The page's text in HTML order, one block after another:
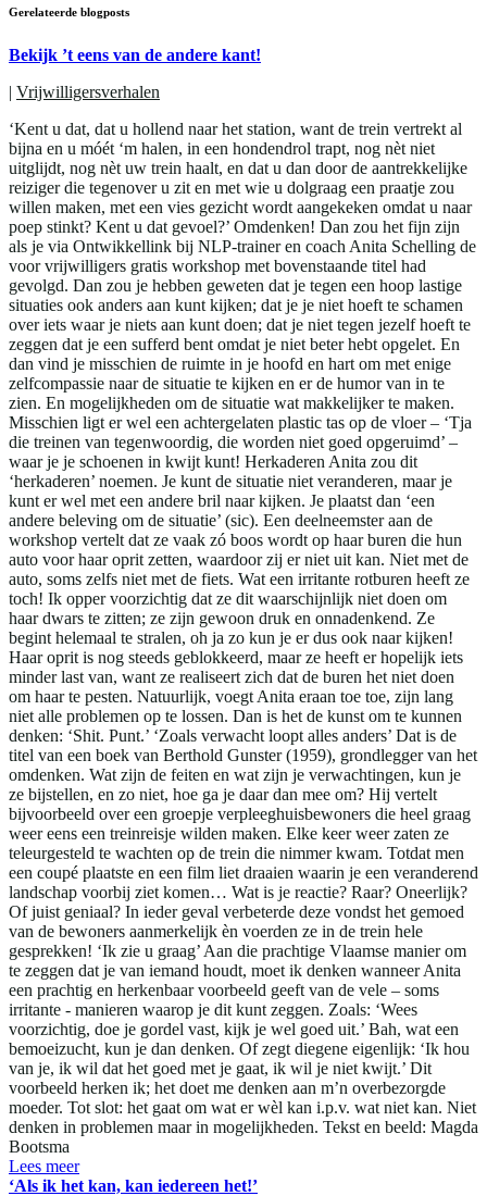
Gerelateerde blogposts
Bekijk ’t eens van de andere kant!
| Vrijwilligersverhalen
‘Kent u dat, dat u hollend naar het station, want de trein vertrekt al
bijna en u móét ‘m halen, in een hondendrol trapt, nog nèt niet
uitglijdt, nog nèt uw trein haalt, en dat u dan door de aantrekkelijke
reiziger die tegenover u zit en met wie u dolgraag een praatje zou
willen maken, met een vies gezicht wordt aangekeken omdat u naar
poep stinkt? Kent u dat gevoel?’ Omdenken! Dan zou het fijn zijn
als je via Ontwikkellink bij NLP-trainer en coach Anita Schelling de
voor vrijwilligers gratis workshop met bovenstaande titel had
gevolgd. Dan zou je hebben geweten dat je tegen een hoop lastige
situaties ook anders aan kunt kijken; dat je je niet hoeft te schamen
over iets waar je niets aan kunt doen; dat je niet tegen jezelf hoeft te
zeggen dat je een sufferd bent omdat je niet beter hebt opgelet. En
dan vind je misschien de ruimte in je hoofd en hart om met enige
zelfcompassie naar de situatie te kijken en er de humor van in te
zien. En mogelijkheden om de situatie wat makkelijker te maken.
Misschien ligt er wel een achtergelaten plastic tas op de vloer – ‘Tja
die treinen van tegenwoordig, die worden niet goed opgeruimd’ –
waar je je schoenen in kwijt kunt! Herkaderen Anita zou dit
‘herkaderen’ noemen. Je kunt de situatie niet veranderen, maar je
kunt er wel met een andere bril naar kijken. Je plaatst dan ‘een
andere beleving om de situatie’ (sic). Een deelneemster aan de
workshop vertelt dat ze vaak zó boos wordt op haar buren die hun
auto voor haar oprit zetten, waardoor zij er niet uit kan. Niet met de
auto, soms zelfs niet met de fiets. Wat een irritante rotburen heeft ze
toch! Ik opper voorzichtig dat ze dit waarschijnlijk niet doen om
haar dwars te zitten; ze zijn gewoon druk en onnadenkend. Ze
begint helemaal te stralen, oh ja zo kun je er dus ook naar kijken!
Haar oprit is nog steeds geblokkeerd, maar ze heeft er hopelijk iets
minder last van, want ze realiseert zich dat de buren het niet doen
om haar te pesten. Natuurlijk, voegt Anita eraan toe toe, zijn lang
niet alle problemen op te lossen. Dan is het de kunst om te kunnen
denken: ‘Shit. Punt.’ ‘Zoals verwacht loopt alles anders’ Dat is de
titel van een boek van Berthold Gunster (1959), grondlegger van het
omdenken. Wat zijn de feiten en wat zijn je verwachtingen, kun je
ze bijstellen, en zo niet, hoe ga je daar dan mee om? Hij vertelt
bijvoorbeeld over een groepje verpleeghuisbewoners die heel graag
weer eens een treinreisje wilden maken. Elke keer weer zaten ze
teleurgesteld te wachten op de trein die nimmer kwam. Totdat men
een coupé plaatste en een film liet draaien waarin je een veranderend
landschap voorbij ziet komen… Wat is je reactie? Raar? Oneerlijk?
Of juist geniaal? In ieder geval verbeterde deze vondst het gemoed
van de bewoners aanmerkelijk èn voerden ze in de trein hele
gesprekken! ‘Ik zie u graag’ Aan die prachtige Vlaamse manier om
te zeggen dat je van iemand houdt, moet ik denken wanneer Anita
een prachtig en herkenbaar voorbeeld geeft van de vele – soms
irritante - manieren waarop je dit kunt zeggen. Zoals: ‘Wees
voorzichtig, doe je gordel vast, kijk je wel goed uit.’ Bah, wat een
bemoeizucht, kun je dan denken. Of zegt diegene eigenlijk: ‘Ik hou
van je, ik wil dat het goed met je gaat, ik wil je niet kwijt.’ Dit
voorbeeld herken ik; het doet me denken aan m’n overbezorgde
moeder. Tot slot: het gaat om wat er wèl kan i.p.v. wat niet kan. Niet
denken in problemen maar in mogelijkheden. Tekst en beeld: Magda
Bootsma
Lees meer
‘Als ik het kan, kan iedereen het!’